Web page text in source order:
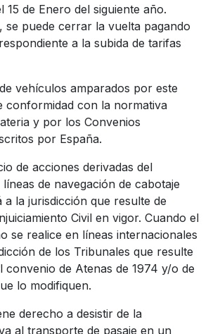
15 de Enero del siguiente año.
se puede cerrar la vuelta pagando
a la subida de tarifas
vehículos amparados por este
conformidad con la normativa
y por los Convenios
por España.
de acciones derivadas del
de navegación de cabotaje
a la jurisdicción que resulte de
Civil en vigor. Cuando el
se realice en líneas internacionales
de los Tribunales que resulte
convenio de Atenas de 1974 y/o de
lo modifiquen.
derecho a desistir de la
al transporte de pasaje en un